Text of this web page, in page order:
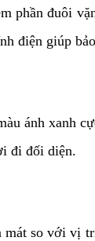
phần đuôi
điện giúp
ánh xanh
đi đối diện.
so với vị